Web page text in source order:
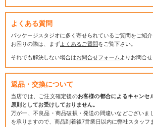
よくある質問
パッケージスタジオに多く寄せられているご質問をご紹介
お困りの際は、まずよくあるご質問をご覧下さい。
それでも解決しない場合はお問合せフォーム よりお問合せ
返品・交換について
当店では、ご注文確定後のお客様の都合によるキャンセ
原則としてお受けしておりません。
万が一、不良品・商品破損・発送の間違いなどございま
を承りますので、商品到着後7営業日以内に弊社スタッフ